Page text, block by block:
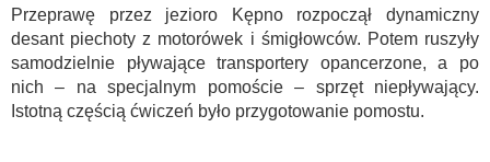
Przeprawę przez jezioro Kępno rozpoczął dynamiczny
desant piechoty z motorówek i śmigłowców. Potem ruszyły
samodzielnie pływające transportery opancerzone, a po
nich – na specjalnym pomoście – sprzęt niepływający.
Istotną częścią ćwiczeń było przygotowanie pomostu.